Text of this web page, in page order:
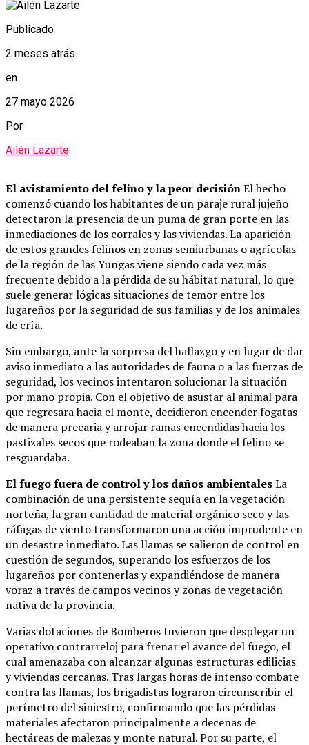
Publicado
2 meses atrás
en
27 mayo 2026
Por
Ailén Lazarte
El avistamiento del felino y la peor decisiónEl hecho
comenzó cuando los habitantes de un paraje rural jujeño
detectaron la presencia de un puma de gran porte en las
inmediaciones de los corrales y las viviendas. La aparición
de estos grandes felinos en zonas semiurbanas o agrícolas
de la región de las Yungas viene siendo cada vez más
frecuente debido a la pérdida de su hábitat natural, lo que
suele generar lógicas situaciones de temor entre los
lugareños por la seguridad de sus familias y de los animales
de cría.
Sin embargo, ante la sorpresa del hallazgo y en lugar de dar
aviso inmediato a las autoridades de fauna o a las fuerzas de
seguridad, los vecinos intentaron solucionar la situación
por mano propia. Con el objetivo de asustar al animal para
que regresara hacia el monte, decidieron encender fogatas
de manera precaria y arrojar ramas encendidas hacia los
pastizales secos que rodeaban la zona donde el felino se
resguardaba.
El fuego fuera de control y los daños ambientalesLa
combinación de una persistente sequía en la vegetación
norteña, la gran cantidad de material orgánico seco y las
ráfagas de viento transformaron una acción imprudente en
un desastre inmediato. Las llamas se salieron de control en
cuestión de segundos, superando los esfuerzos de los
lugareños por contenerlas y expandiéndose de manera
voraz a través de campos vecinos y zonas de vegetación
nativa de la provincia.
Varias dotaciones de Bomberos tuvieron que desplegar un
operativo contrarreloj para frenar el avance del fuego, el
cual amenazaba con alcanzar algunas estructuras edilicias
y viviendas cercanas. Tras largas horas de intenso combate
contra las llamas, los brigadistas lograron circunscribir el
perímetro del siniestro, confirmando que las pérdidas
materiales afectaron principalmente a decenas de
hectáreas de malezas y monte natural. Por su parte, el